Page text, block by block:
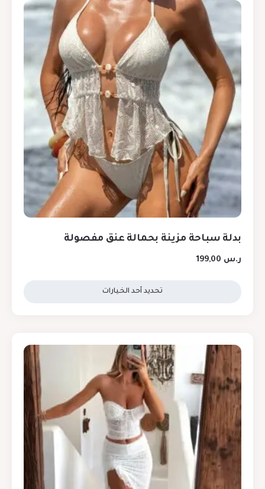
بدلة سباحة مزينة بحمالة عنق مفصولة
ر.س
تحديد أحد الخيارات